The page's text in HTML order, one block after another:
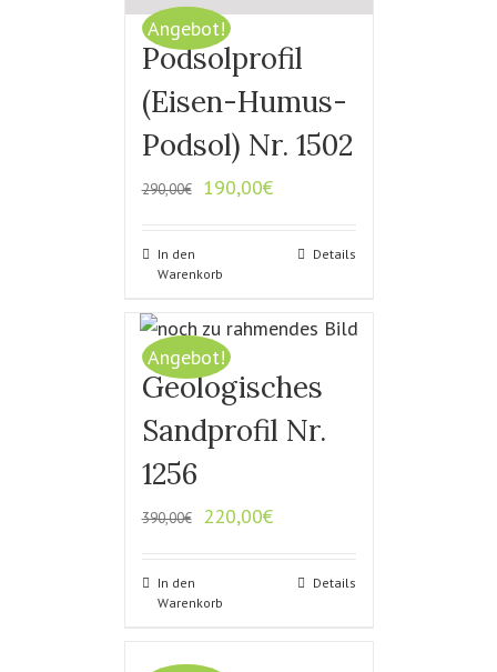
Angebot!
Podsolprofil
(Eisen-Humus-
Podsol) Nr. 1502
290,00€ 190,00€
In den
Warenkorb
Details
Angebot!
Geologisches
Sandprofil Nr.
1256
390,00€ 220,00€
In den
Warenkorb
Details